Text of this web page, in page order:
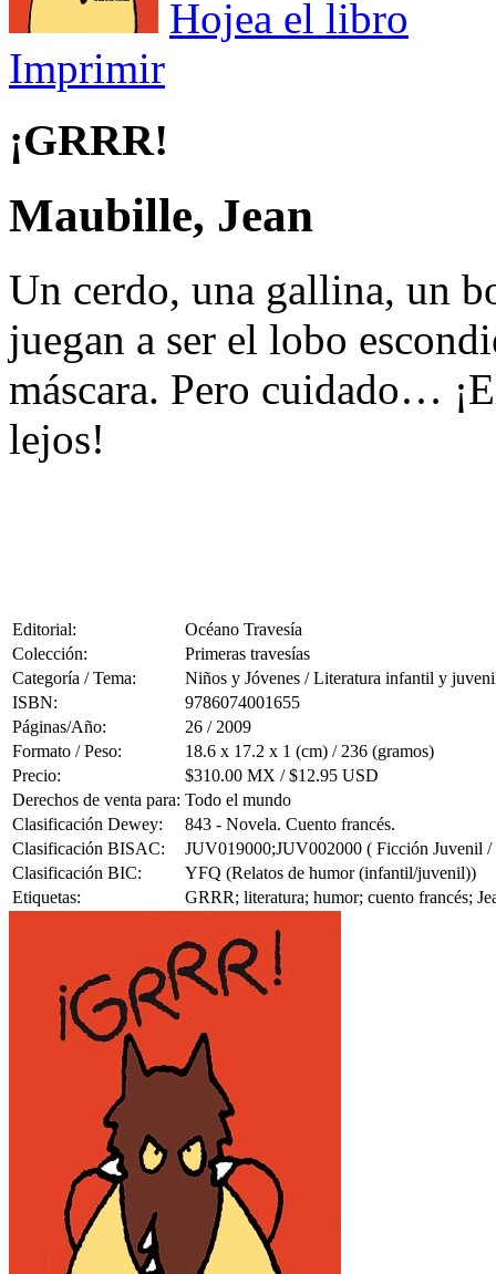
Hojea el libro
Imprimir
¡GRRR!
Maubille, Jean
Un cerdo, una gallina, un
juegan a ser el lobo
máscara. Pero cuidado…
lejos!
Editorial:
Océano Travesía
Colección:
Primeras travesías
Categoría / Tema:
Niños y Jóvenes / Literatura infantil y
ISBN:
9786074001655
Páginas/Año:
26 / 2009
Formato / Peso:
18.6 x 17.2 x 1 (cm) / 236 (gramos)
Precio:
$310.00 MX / $12.95 USD
Derechos de venta para: Todo el mundo
Clasificación Dewey:
843 - Novela. Cuento francés.
Clasificación BISAC:
JUV019000;JUV002000 ( Ficción Juvenil
Clasificación BIC:
YFQ (Relatos de humor (infantil/juvenil))
Etiquetas:
GRRR; literatura; humor; cuento francés;